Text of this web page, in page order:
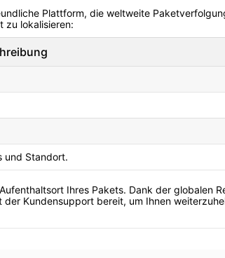
Plattform, die weltweite
zu lokalisieren:
und Standort.
Ihres Pakets. Dank der globalen
Kundensupport bereit, um Ihnen